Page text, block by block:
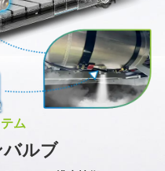
ム
バルブ
ム
バルブ
ム
ルブ
スマート排水技術
ム
バルブ
スマート排水技術